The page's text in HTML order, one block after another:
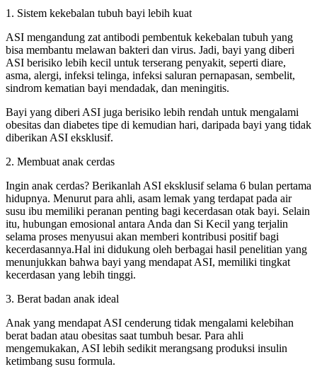
1. Sistem kekebalan tubuh bayi lebih kuat
ASI mengandung zat antibodi pembentuk kekebalan tubuh yang
bisa membantu melawan bakteri dan virus. Jadi, bayi yang diberi
ASI berisiko lebih kecil untuk terserang penyakit, seperti diare,
asma, alergi, infeksi telinga, infeksi saluran pernapasan, sembelit,
sindrom kematian bayi mendadak, dan meningitis.
Bayi yang diberi ASI juga berisiko lebih rendah untuk mengalami
obesitas dan diabetes tipe di kemudian hari, daripada bayi yang tidak
diberikan ASI eksklusif.
2. Membuat anak cerdas
Ingin anak cerdas? Berikanlah ASI eksklusif selama 6 bulan pertama
hidupnya. Menurut para ahli, asam lemak yang terdapat pada air
susu ibu memiliki peranan penting bagi kecerdasan otak bayi. Selain
itu, hubungan emosional antara Anda dan Si Kecil yang terjalin
selama proses menyusui akan memberi kontribusi positif bagi
kecerdasannya.Hal ini didukung oleh berbagai hasil penelitian yang
menunjukkan bahwa bayi yang mendapat ASI, memiliki tingkat
kecerdasan yang lebih tinggi.
3. Berat badan anak ideal
Anak yang mendapat ASI cenderung tidak mengalami kelebihan
berat badan atau obesitas saat tumbuh besar. Para ahli
mengemukakan, ASI lebih sedikit merangsang produksi insulin
ketimbang susu formula.